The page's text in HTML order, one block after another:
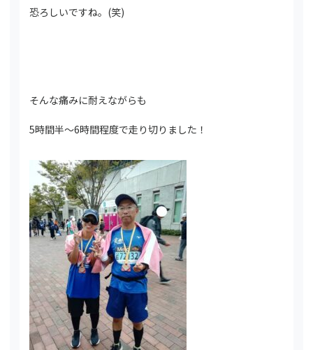
恐ろしいですね。(笑)
そんな痛みに耐えながらも
5時間半～6時間程度で走り切りました！